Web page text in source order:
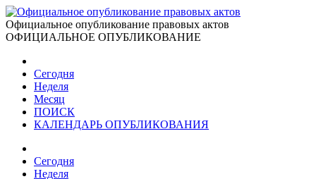
Официальное опубликование правовых актов
ОФИЦИАЛЬНОЕ ОПУБЛИКОВАНИЕ
Сегодня
Неделя
Месяц
ПОИСК
КАЛЕНДАРЬ ОПУБЛИКОВАНИЯ
Сегодня
Неделя